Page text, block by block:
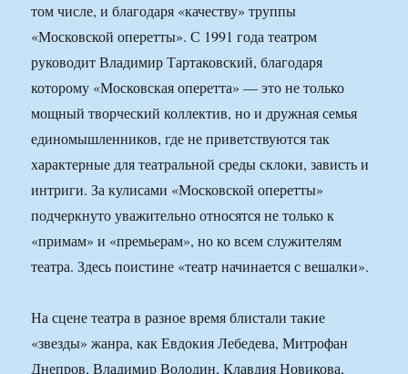
том числе, и благодаря «качеству» труппы
«Московской оперетты». С 1991 года театром
руководит Владимир Тартаковский, благодаря
которому «Московская оперетта» — это не только
мощный творческий коллектив, но и дружная семья
единомышленников, где не приветствуются так
характерные для театральной среды склоки, зависть и
интриги. За кулисами «Московской оперетты»
подчеркнуто уважительно относятся не только к
«примам» и «премьерам», но ко всем служителям
театра. Здесь поистине «театр начинается с вешалки».
На сцене театра в разное время блистали такие
«звезды» жанра, как Евдокия Лебедева, Митрофан
Днепров, Владимир Володин, Клавдия Новикова,